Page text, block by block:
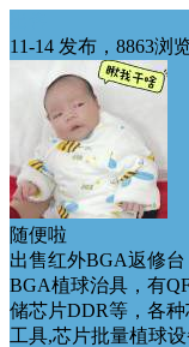
11-14 发布，8863浏
随便啦
出售红外BGA返修
BGA植球治具，有
储芯片DDR等，各
工具,芯片批量植球